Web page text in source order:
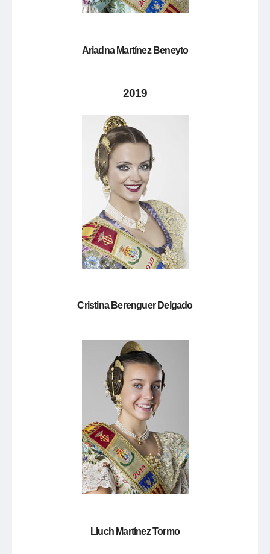
Ariadna Martínez Beneyto
2019
Cristina Berenguer Delgado
Lluch Martínez Tormo